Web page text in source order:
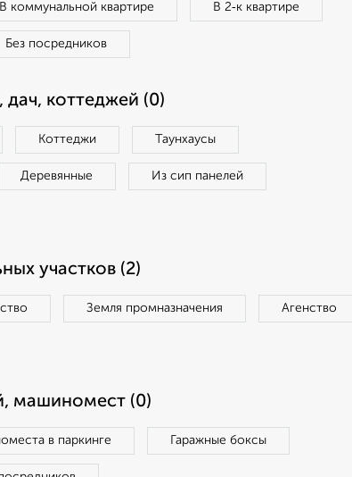
В коммунальной квартире В 2‑к квартире
Без посредников
коттеджей (0)
Коттеджи Таунхаусы
Деревянные Из сип панелей
участков (2)
Земля промназначения Агенство
машиномест (0)
в паркинге Гаражные боксы